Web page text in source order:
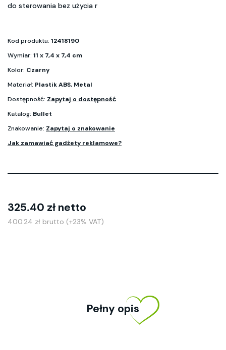
do sterowania bez użycia r
Kod produktu: 12418190
Wymiar: 11 x 7,4 x 7,4 cm
Kolor: Czarny
Materiał: Plastik ABS, Metal
Dostępność: Zapytaj o dostępność
Katalog: Bullet
Znakowanie: Zapytaj o znakowanie
Jak zamawiać gadżety reklamowe?
325.40 zł netto
400.24 zł brutto (+23% VAT)
Pełny opis